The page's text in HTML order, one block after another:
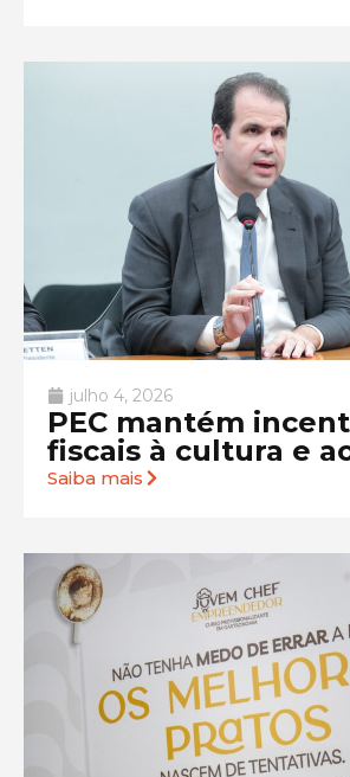
julho 4, 2026
PEC mantém
fiscais à cultura e
Saiba mais